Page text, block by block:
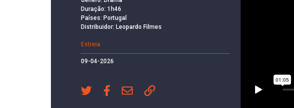
Duração: 1h46
Países: Portugal
Distribuidor: Leopardo Filmes
Estreia
09-04-2026